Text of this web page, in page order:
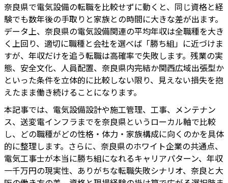
奈良県で電気設備の転職を比較せずに動くと、同じ資格と経
験でも数年後の手取りと家族との時間に大きな差が出ます。
データ上、奈良県の電気設備関連の平均年収は全職種を大き
く上回り、適切に職種と会社を選べば「勝ち組」に近づけま
すが、年収だけを追う転職は高確率で失敗します。残業の実
態、安全文化、人員配置、奈良県内完結か関西広域出張型か
といった条件を立体的に比較しない限り、見えない損失を抱
えたまま働き続けることになります。
本記事では、電気設備設計や施工管理、工事、メンテナン
ス、送変電インフラまでを奈良県というローカル軸で比較
し、どの職種がどの性格・体力・家族構成に向くのかを具体
的に整理します。さらに、奈良県のホワイト企業の共通点、
電気工事士が本当に勝ち組になれるキャリアパターン、年収
一千万円の現実性、ありがちな転職失敗シナリオ、奈良と大